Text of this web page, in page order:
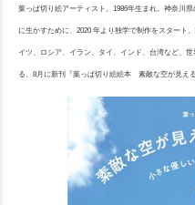
葉っぱ切り絵アーティスト。1986年生まれ。神奈川
に生かすために、2020 年より独学で制作をスタート
イツ、ロシア、イラン、タイ、インド、台湾など、
る。8月に新刊『葉っぱ切り絵絵本 素敵な空が見え